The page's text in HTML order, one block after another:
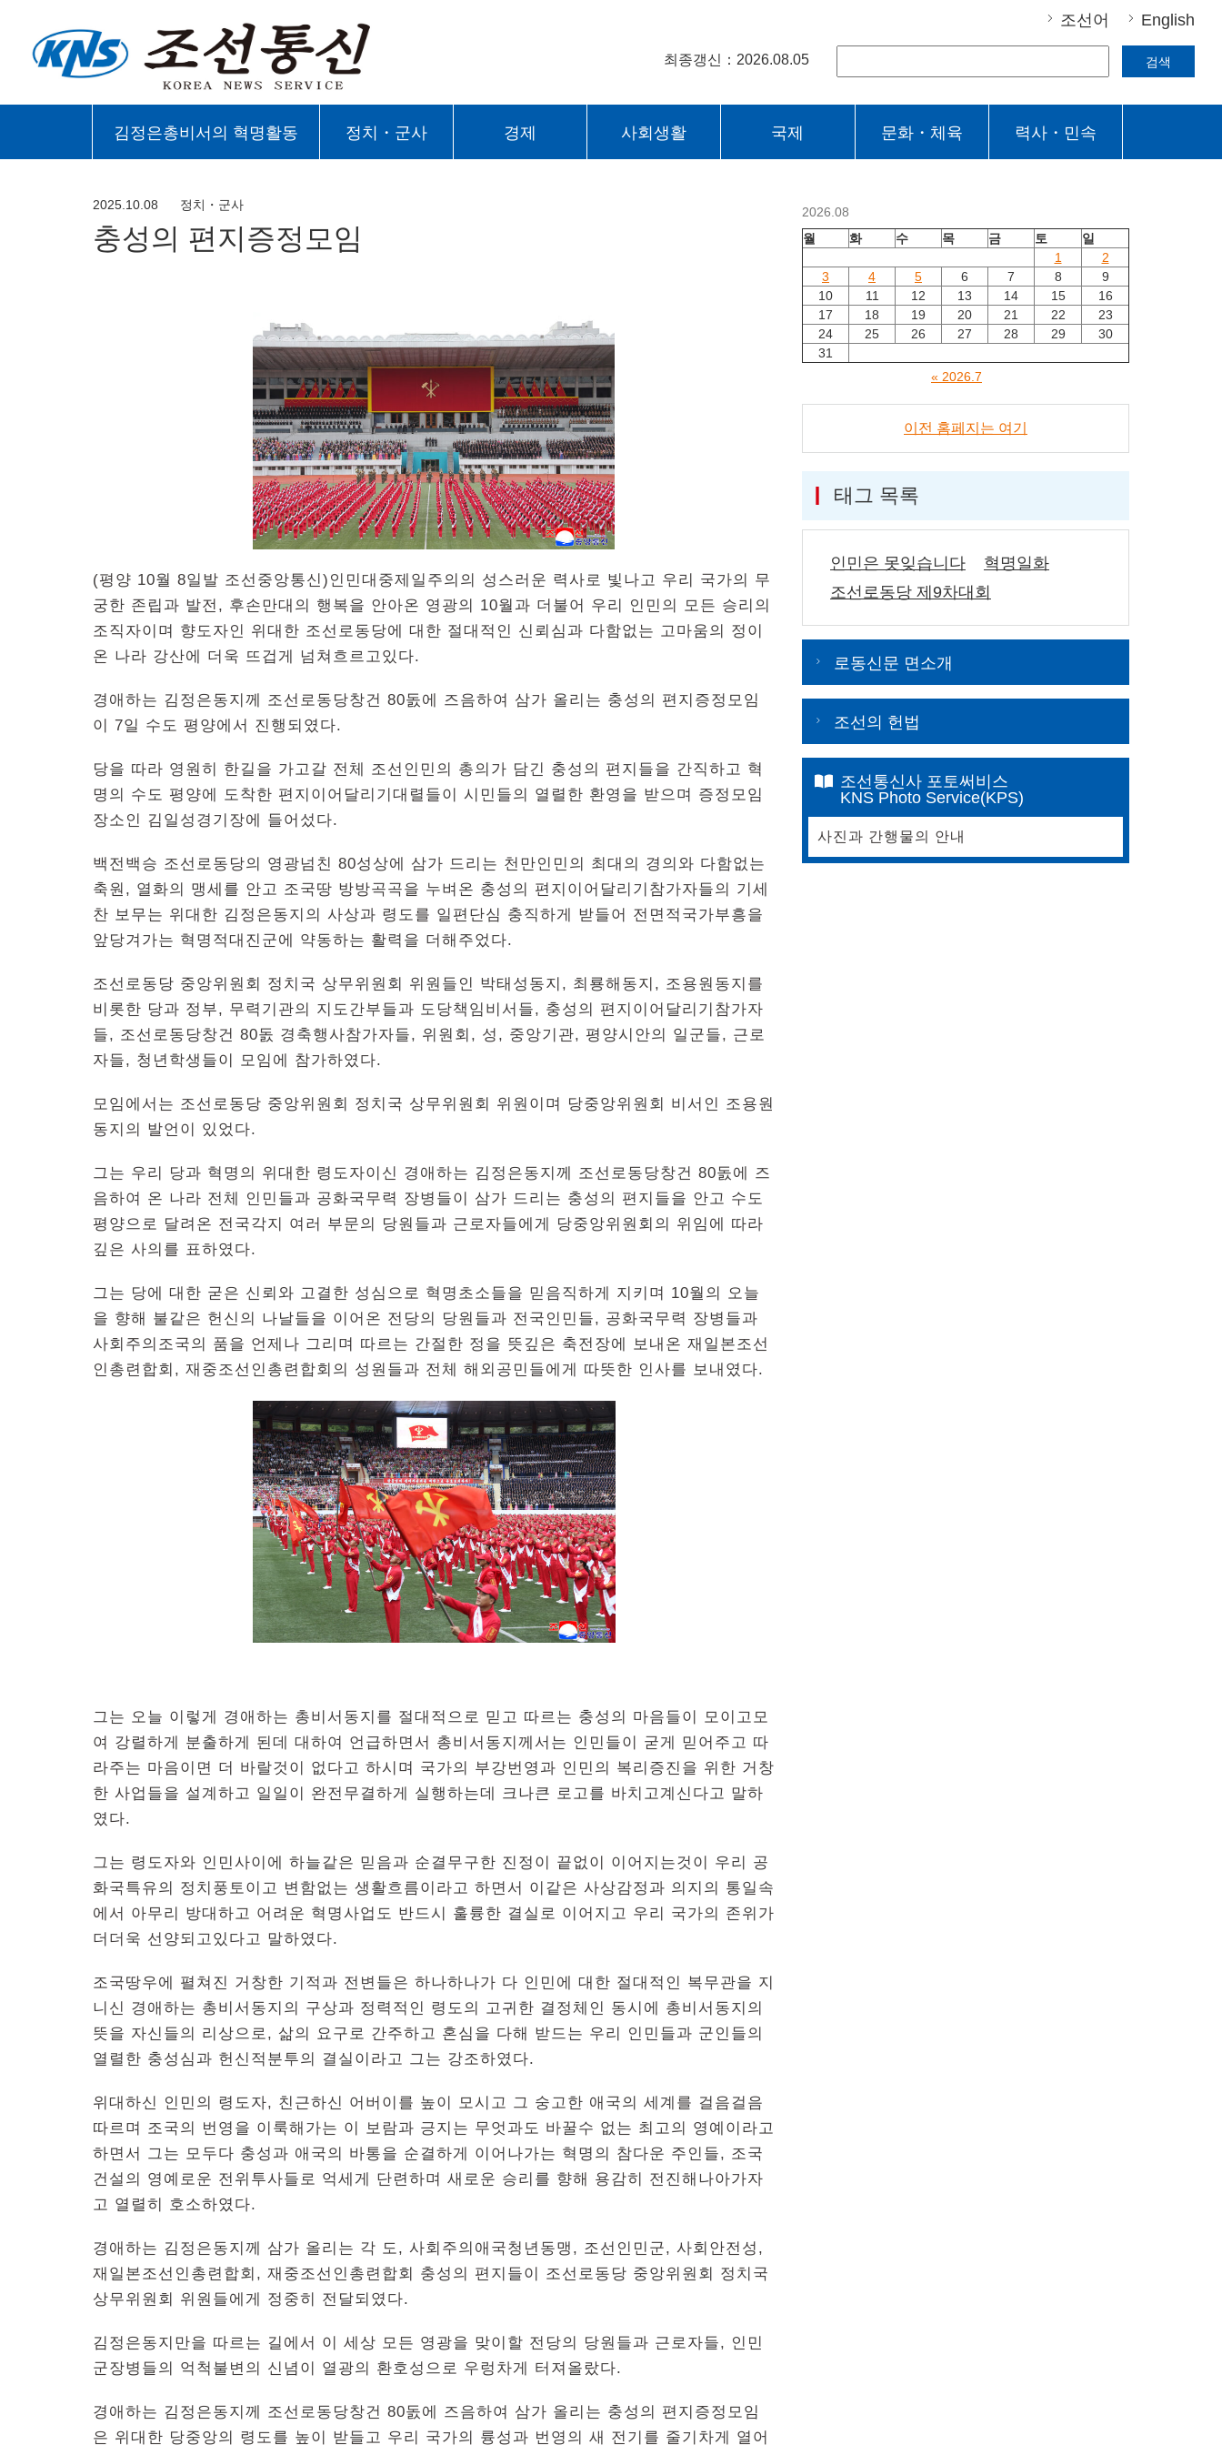
조선어 English
최종갱신：2026.08.05 검색
김정은총비서의 혁명활동 정치・군사 경제 사회생활 국제 문화・체육 력사・민속
2025.10.08 정치・군사
충성의 편지증정모임
(평양 10월 8일발 조선중앙통신)인민대중제일주의의 성스러운 력사로 빛나고 우리 국가의 무
궁한 존립과 발전, 후손만대의 행복을 안아온 영광의 10월과 더불어 우리 인민의 모든 승리의
조직자이며 향도자인 위대한 조선로동당에 대한 절대적인 신뢰심과 다함없는 고마움의 정이
온 나라 강산에 더욱 뜨겁게 넘쳐흐르고있다.
경애하는 김정은동지께 조선로동당창건 80돐에 즈음하여 삼가 올리는 충성의 편지증정모임
이 7일 수도 평양에서 진행되였다.
당을 따라 영원히 한길을 가고갈 전체 조선인민의 총의가 담긴 충성의 편지들을 간직하고 혁
명의 수도 평양에 도착한 편지이어달리기대렬들이 시민들의 열렬한 환영을 받으며 증정모임
장소인 김일성경기장에 들어섰다.
백전백승 조선로동당의 영광넘친 80성상에 삼가 드리는 천만인민의 최대의 경의와 다함없는
축원, 열화의 맹세를 안고 조국땅 방방곡곡을 누벼온 충성의 편지이어달리기참가자들의 기세
찬 보무는 위대한 김정은동지의 사상과 령도를 일편단심 충직하게 받들어 전면적국가부흥을
앞당겨가는 혁명적대진군에 약동하는 활력을 더해주었다.
조선로동당 중앙위원회 정치국 상무위원회 위원들인 박태성동지, 최룡해동지, 조용원동지를
비롯한 당과 정부, 무력기관의 지도간부들과 도당책임비서들, 충성의 편지이어달리기참가자
들, 조선로동당창건 80돐 경축행사참가자들, 위원회, 성, 중앙기관, 평양시안의 일군들, 근로
자들, 청년학생들이 모임에 참가하였다.
모임에서는 조선로동당 중앙위원회 정치국 상무위원회 위원이며 당중앙위원회 비서인 조용원
동지의 발언이 있었다.
그는 우리 당과 혁명의 위대한 령도자이신 경애하는 김정은동지께 조선로동당창건 80돐에 즈
음하여 온 나라 전체 인민들과 공화국무력 장병들이 삼가 드리는 충성의 편지들을 안고 수도
평양으로 달려온 전국각지 여러 부문의 당원들과 근로자들에게 당중앙위원회의 위임에 따라
깊은 사의를 표하였다.
그는 당에 대한 굳은 신뢰와 고결한 성심으로 혁명초소들을 믿음직하게 지키며 10월의 오늘
을 향해 불같은 헌신의 나날들을 이어온 전당의 당원들과 전국인민들, 공화국무력 장병들과
사회주의조국의 품을 언제나 그리며 따르는 간절한 정을 뜻깊은 축전장에 보내온 재일본조선
인총련합회, 재중조선인총련합회의 성원들과 전체 해외공민들에게 따뜻한 인사를 보내였다.
그는 오늘 이렇게 경애하는 총비서동지를 절대적으로 믿고 따르는 충성의 마음들이 모이고모
여 강렬하게 분출하게 된데 대하여 언급하면서 총비서동지께서는 인민들이 굳게 믿어주고 따
라주는 마음이면 더 바랄것이 없다고 하시며 국가의 부강번영과 인민의 복리증진을 위한 거창
한 사업들을 설계하고 일일이 완전무결하게 실행하는데 크나큰 로고를 바치고계신다고 말하
였다.
그는 령도자와 인민사이에 하늘같은 믿음과 순결무구한 진정이 끝없이 이어지는것이 우리 공
화국특유의 정치풍토이고 변함없는 생활흐름이라고 하면서 이같은 사상감정과 의지의 통일속
에서 아무리 방대하고 어려운 혁명사업도 반드시 훌륭한 결실로 이어지고 우리 국가의 존위가
더더욱 선양되고있다고 말하였다.
조국땅우에 펼쳐진 거창한 기적과 전변들은 하나하나가 다 인민에 대한 절대적인 복무관을 지
니신 경애하는 총비서동지의 구상과 정력적인 령도의 고귀한 결정체인 동시에 총비서동지의
뜻을 자신들의 리상으로, 삶의 요구로 간주하고 혼심을 다해 받드는 우리 인민들과 군인들의
열렬한 충성심과 헌신적분투의 결실이라고 그는 강조하였다.
위대하신 인민의 령도자, 친근하신 어버이를 높이 모시고 그 숭고한 애국의 세계를 걸음걸음
따르며 조국의 번영을 이룩해가는 이 보람과 긍지는 무엇과도 바꿀수 없는 최고의 영예이라고
하면서 그는 모두다 충성과 애국의 바통을 순결하게 이어나가는 혁명의 참다운 주인들, 조국
건설의 영예로운 전위투사들로 억세게 단련하며 새로운 승리를 향해 용감히 전진해나아가자
고 열렬히 호소하였다.
경애하는 김정은동지께 삼가 올리는 각 도, 사회주의애국청년동맹, 조선인민군, 사회안전성,
재일본조선인총련합회, 재중조선인총련합회 충성의 편지들이 조선로동당 중앙위원회 정치국
상무위원회 위원들에게 정중히 전달되였다.
김정은동지만을 따르는 길에서 이 세상 모든 영광을 맞이할 전당의 당원들과 근로자들, 인민
군장병들의 억척불변의 신념이 열광의 환호성으로 우렁차게 터져올랐다.
경애하는 김정은동지께 조선로동당창건 80돐에 즈음하여 삼가 올리는 충성의 편지증정모임
은 위대한 당중앙의 령도를 높이 받들고 우리 국가의 륭성과 번영의 새 전기를 줄기차게 열어
2026.08
월
화 수 목 금 토
일
1
2
3
4 5 6 7 8
9
10
11 12 13 14 15
16
17
18 19 20 21 22
23
24
25 26 27 28 29
30
31
« 2026.7
이전 홈페지는 여기
태그 목록
인민은 못잊습니다
혁명일화
조선로동당 제9차대회
로동신문 면소개
조선의 헌법
조선통신사 포토써비스
KNS Photo Service(KPS)
사진과 간행물의 안내